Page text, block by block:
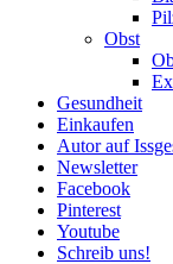
Obst
Gesundheit
Einkaufen
Autor auf
Newsletter
Facebook
Pinterest
Youtube
Schreib uns!